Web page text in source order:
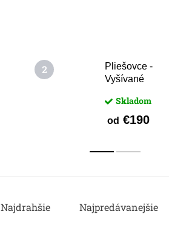
Pliešovce -
Vyšívané
Skladom
od €190
Najdrahšie Najpredávanejšie